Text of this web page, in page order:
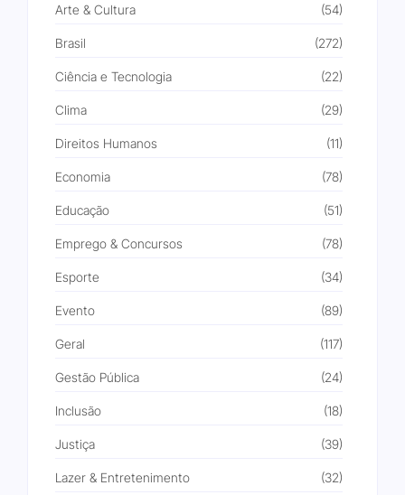
Arte & Cultura (54)
Brasil (272)
Ciência e Tecnologia (22)
Clima (29)
Direitos Humanos (11)
Economia (78)
Educação (51)
Emprego & Concursos (78)
Esporte (34)
Evento (89)
Geral (117)
Gestão Pública (24)
Inclusão (18)
Justiça (39)
Lazer & Entretenimento (32)